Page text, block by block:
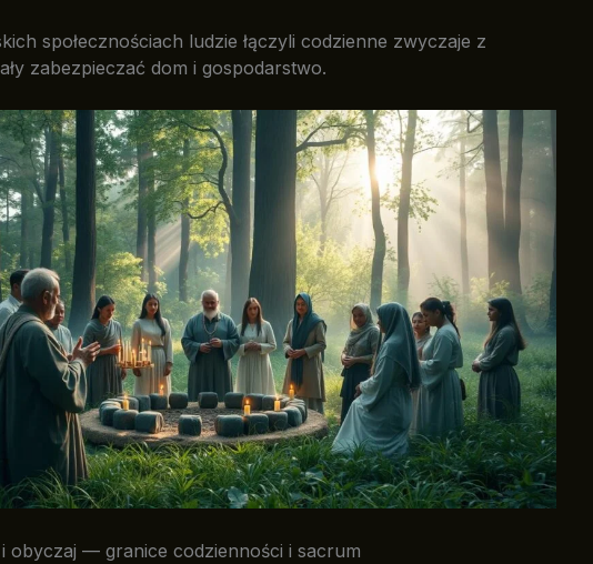
społecznościach ludzie łączyli codzienne zwyczaje z
zabezpieczać dom i gospodarstwo.
obyczaj — granice codzienności i sacrum